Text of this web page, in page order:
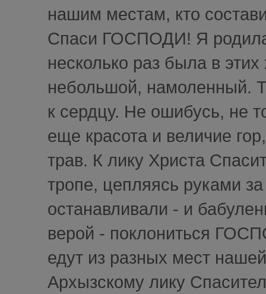
нашим местам, кто
Спаси ГОСПОДИ! Я
несколько раз была в
небольшой, намоленный.
к сердцу. Не ошибусь, не
еще красота и величие
трав. К лику Христа
тропе, цепляясь руками
останавливали - и
верой - поклониться
едут из разных мест
Архызскому лику